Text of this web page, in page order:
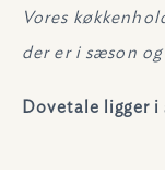
Vores
der er i sæson
Dovetale ligger i